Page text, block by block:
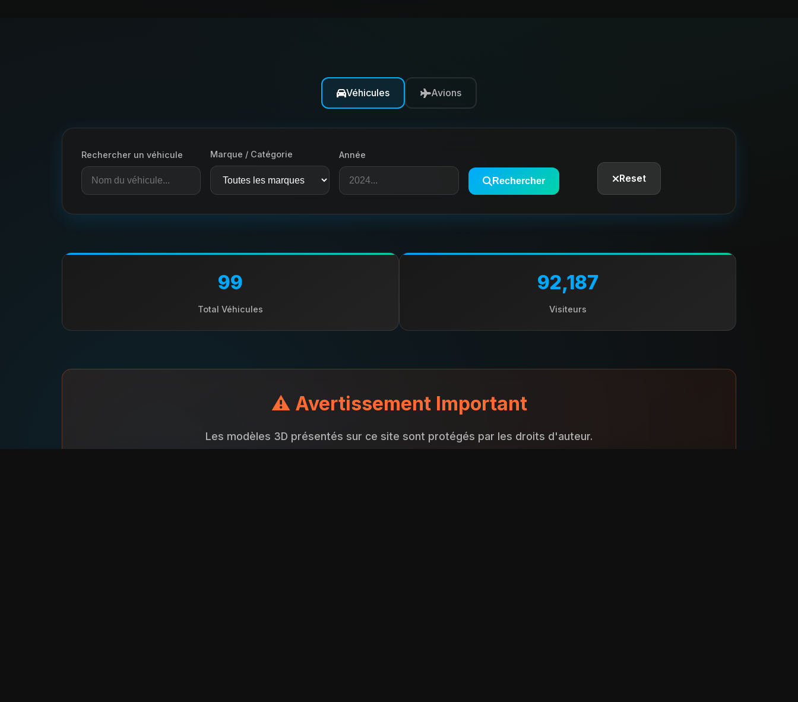
Véhicules Avions
Rechercher un véhicule Marque / Catégorie Année
Rechercher Reset
99
Total Véhicules
92,187
Visiteurs
⚠️ Avertissement Important
Les modèles 3D présentés sur ce site sont protégés par les droits d'auteur.